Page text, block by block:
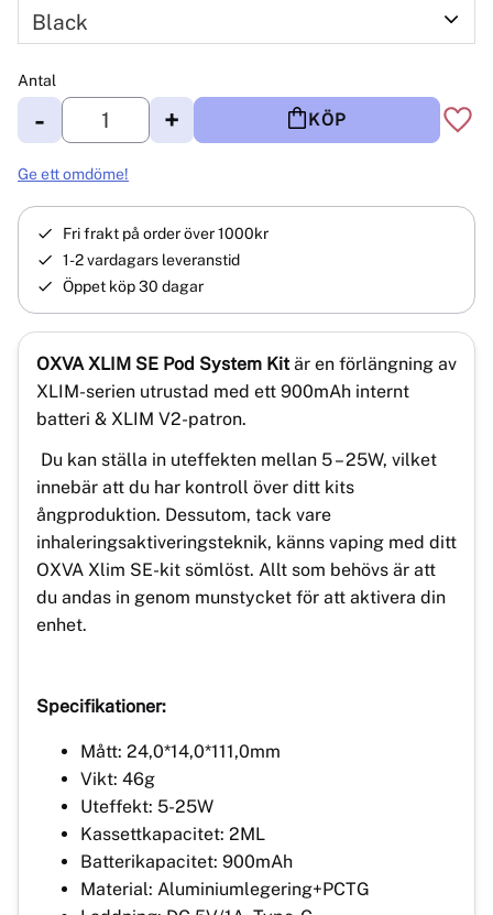
Antal
+
- KÖP
Ge ett omdöme!
Fri frakt på order över 1000kr
1-2 vardagars leveranstid
Öppet köp 30 dagar
OXVA XLIM SE Pod System Kitär en förlängning av
XLIM-serien utrustad med ett 900mAh internt
batteri & XLIM V2-patron.
Du kan ställa in uteffekten mellan 5 – 25W, vilket
innebär att du har kontroll över ditt kits
ångproduktion. Dessutom, tack vare
inhaleringsaktiveringsteknik, känns vaping med ditt
OXVA Xlim SE-kit sömlöst. Allt som behövs är att
du andas in genom munstycket för att aktivera din
enhet.
Specifikationer:
Mått: 24,0*14,0*111,0mm
Vikt: 46g
Uteffekt: 5-25W
Kassettkapacitet: 2ML
Batterikapacitet: 900mAh
Material: Aluminiumlegering+PCTG